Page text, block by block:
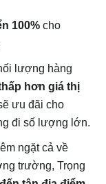
100% cho
lượng hàng
hơn giá thị
ưu đãi cho
đi số lượng lớn.
ngặt cả về
trường, Trọng